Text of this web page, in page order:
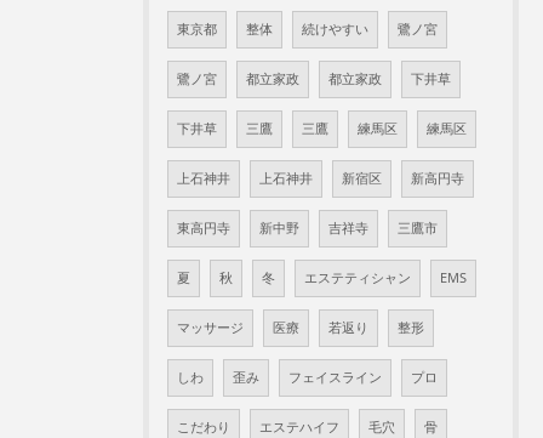
東京都 整体 続けやすい 鷺ノ宮
鷺ノ宮 都立家政 都立家政 下井草
下井草 三鷹 三鷹 練馬区 練馬区
上石神井 上石神井 新宿区 新高円寺
東高円寺 新中野 吉祥寺 三鷹市
夏 秋 冬 エステティシャン EMS
マッサージ 医療 若返り 整形
しわ 歪み フェイスライン プロ
こだわり エステハイフ 毛穴 骨